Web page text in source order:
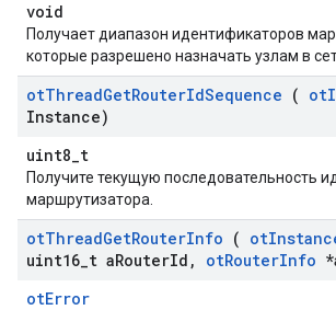
void
Получает диапазон идентификаторов
которые разрешено назначать узлам в
otThreadGetRouterIdSequence ( ot
Instance)
uint8_t
Получите текущую последовательность
маршрутизатора.
otThreadGetRouterInfo ( ot
uint16 t aRouterId , otRouterInfo
otError